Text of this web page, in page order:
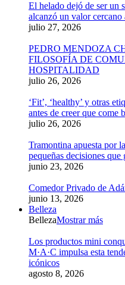
El helado dejó de ser un
alcanzó un valor
julio 27, 2026
PEDRO MENDOZA
FILOSOFÍA DE
HOSPITALIDAD
julio 26, 2026
‘Fit’, ‘healthy’ y otras
antes de creer que come
julio 26, 2026
Tramontina apuesta por
pequeñas decisiones
junio 23, 2026
Comedor Privado de
junio 13, 2026
Belleza
BellezaMostrar más
Los productos mini
M·A·C impulsa esta
icónicos
agosto 8, 2026